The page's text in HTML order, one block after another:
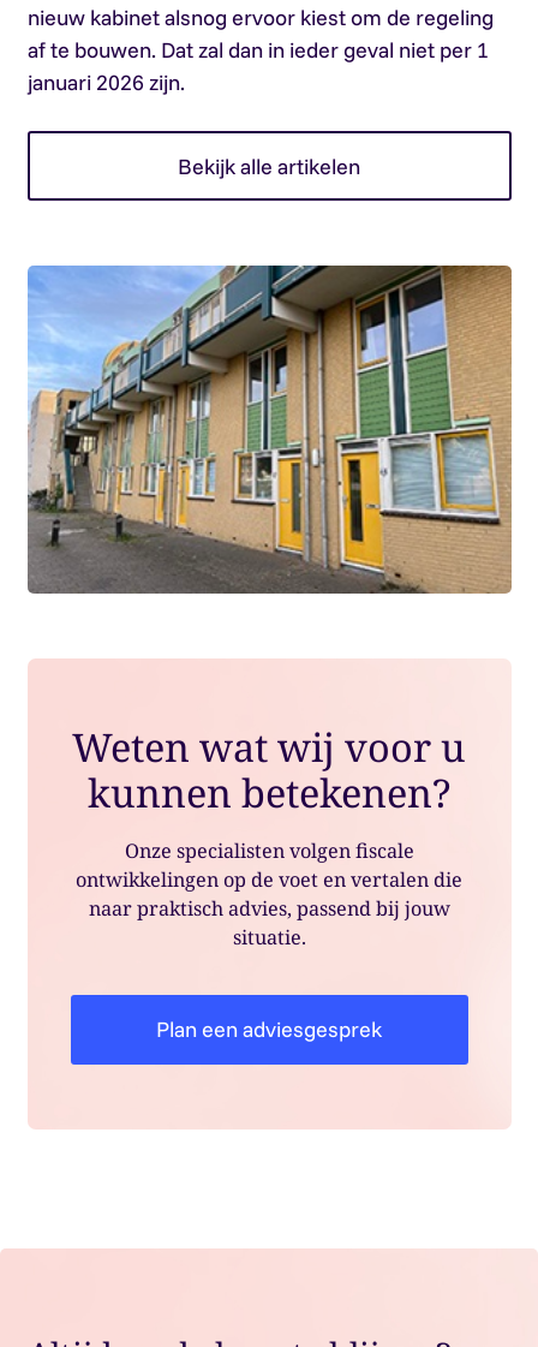
nieuw kabinet alsnog ervoor kiest om de regeling
af te bouwen. Dat zal dan in ieder geval niet per 1
januari 2026 zijn.
Bekijk alle artikelen
Weten wat wij voor u
kunnen betekenen?
Onze specialisten volgen fiscale
ontwikkelingen op de voet en vertalen die
naar praktisch advies, passend bij jouw
situatie.
Plan een adviesgesprek